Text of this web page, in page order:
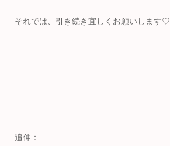
それでは、引き続き宜しくお願いします♡
追伸：